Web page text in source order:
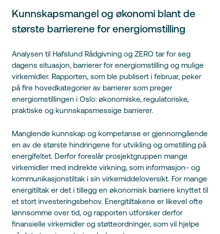
Kunnskapsmangel og økonomi blant de
største barrierene for energiomstilling
Analysen til Hafslund Rådgivning og ZERO tar for seg
dagens situasjon, barrierer for energiomstilling og mulige
virkemidler. Rapporten, som ble publisert i februar, peker
på fire hovedkategorier av barrierer som preger
energiomstillingen i Oslo: økonomiske, regulatoriske,
praktiske og kunnskapsmessige barrierer.
Manglende kunnskap og kompetanse er gjennomgående
en av de største hindringene for utvikling og omstilling på
energifeltet. Derfor foreslår prosjektgruppen mange
virkemidler med indirekte virkning, som informasjon- og
kommunikasjonstiltak i sin virkemiddeloversikt. For mange
energitiltak er det i tillegg en økonomisk barriere knyttet til
et stort investeringsbehov. Energitiltakene er likevel ofte
lønnsomme over tid, og rapporten utforsker derfor
finansielle virkemidler og støtteordninger, som vil hjelpe